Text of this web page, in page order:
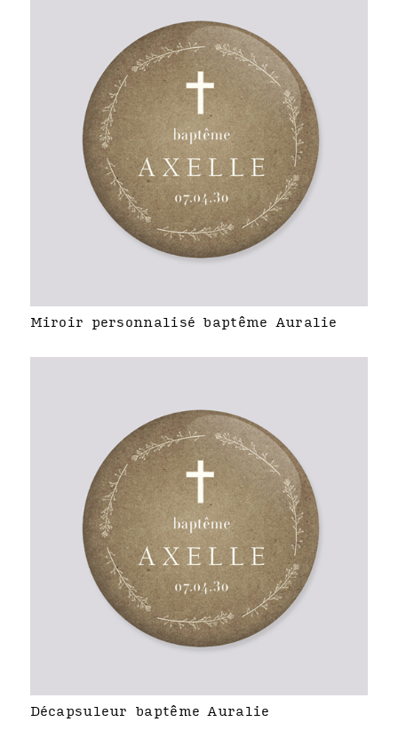
Miroir personnalisé baptême Auralie
Décapsuleur baptême Auralie